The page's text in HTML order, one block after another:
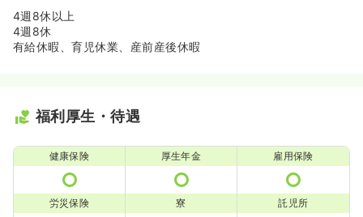
4週8休以上
4週8休
有給休暇、育児休業、産前産後休暇
福利厚生・待遇
健康保険 厚生年金 雇用保険
労災保険 寮 託児所